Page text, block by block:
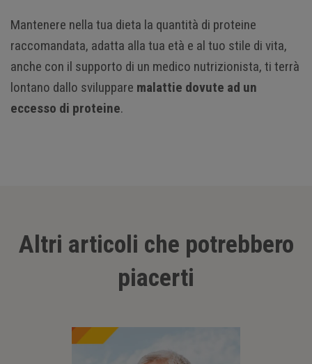
Mantenere nella tua dieta la quantità di proteine
raccomandata, adatta alla tua età e al tuo stile di vita,
anche con il supporto di un medico nutrizionista, ti terrà
lontano dallo sviluppare malattie dovute ad un
eccesso di proteine.
Altri articoli che potrebbero
piacerti